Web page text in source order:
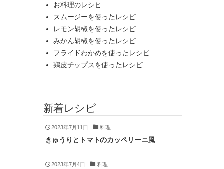
お料理のレシピ
スムージーを使ったレシピ
レモン胡椒を使ったレシピ
みかん胡椒を使ったレシピ
フライドわかめを使ったレシピ
鶏皮チップスを使ったレシピ
新着レシピ
2023年7月11日 料理
きゅうりとトマトのカッペリーニ風
2023年7月4日 料理